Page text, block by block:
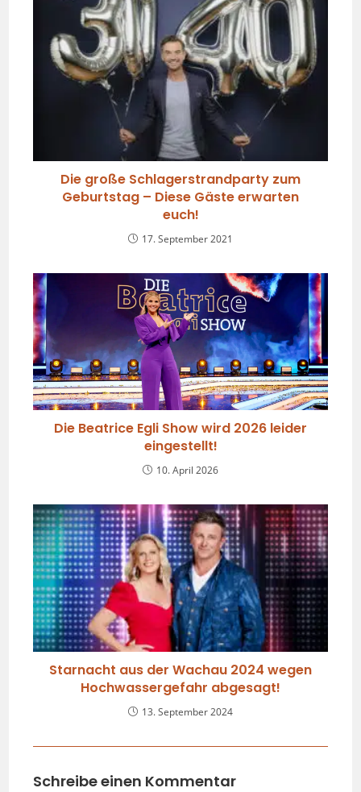
Die große Schlagerstrandparty zum
Geburtstag – Diese Gäste erwarten
euch!
17. September 2021
Die Beatrice Egli Show wird 2026 leider
eingestellt!
10. April 2026
Starnacht aus der Wachau 2024 wegen
Hochwassergefahr abgesagt!
13. September 2024
Schreibe einen Kommentar